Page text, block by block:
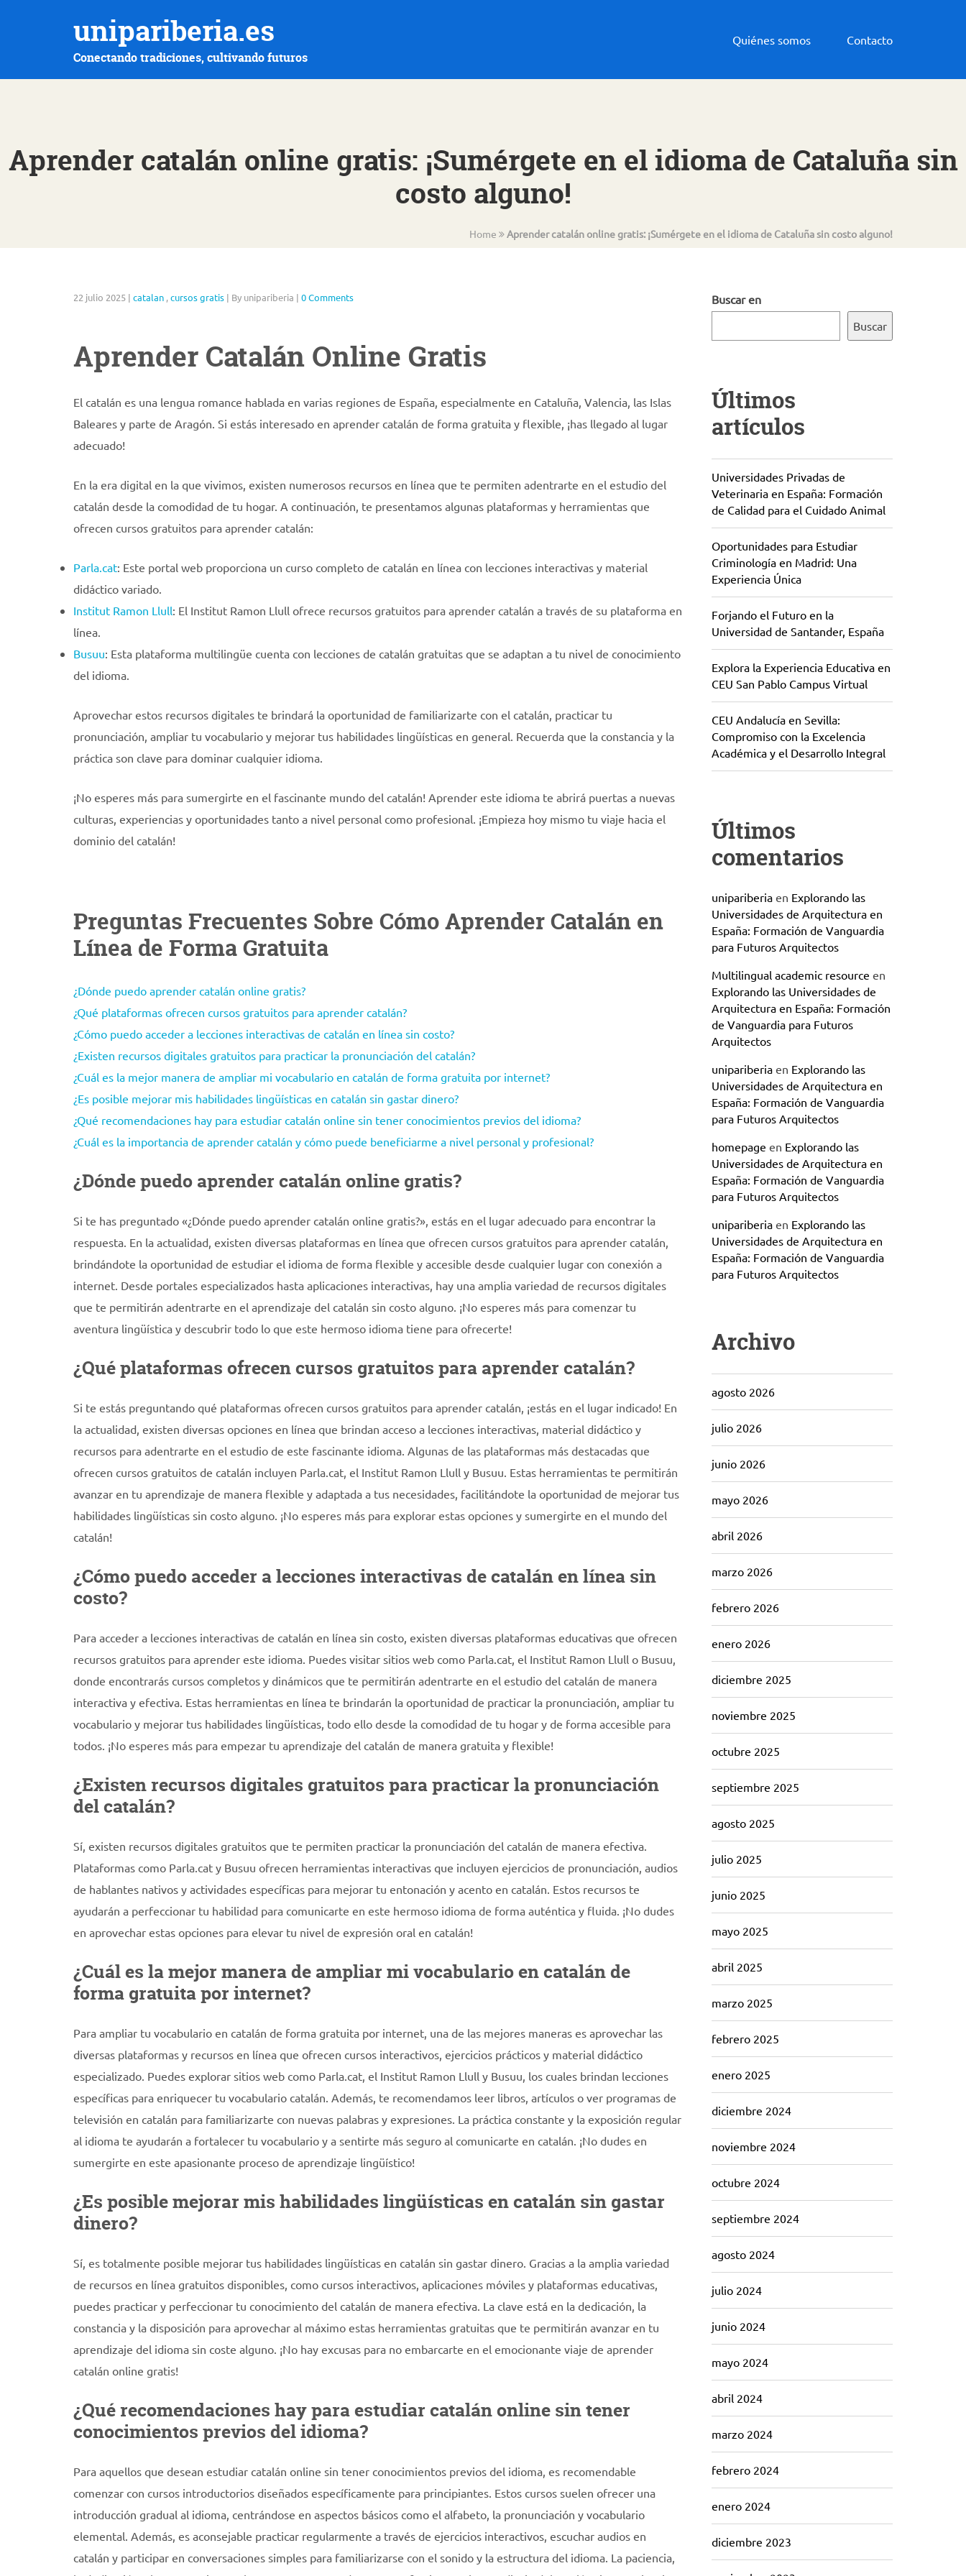
unipariberia.es
Conectando tradiciones, cultivando futuros
Quiénes somos Contacto
Aprender catalán online gratis: ¡Sumérgete en el idioma de Cataluña sin
costo alguno!
Home Aprender catalán online gratis: ¡Sumérgete en el idioma de Cataluña sin costo alguno!
22 julio 2025 | catalan ,cursos gratis | By unipariberia | 0 Comments
Aprender Catalán Online Gratis
El catalán es una lengua romance hablada en varias regiones de España, especialmente en Cataluña, Valencia, las Islas
Baleares y parte de Aragón. Si estás interesado en aprender catalán de forma gratuita y flexible, ¡has llegado al lugar
adecuado!
En la era digital en la que vivimos, existen numerosos recursos en línea que te permiten adentrarte en el estudio del
catalán desde la comodidad de tu hogar. A continuación, te presentamos algunas plataformas y herramientas que
ofrecen cursos gratuitos para aprender catalán:
Parla.cat: Este portal web proporciona un curso completo de catalán en línea con lecciones interactivas y material
didáctico variado.
Institut Ramon Llull: El Institut Ramon Llull ofrece recursos gratuitos para aprender catalán a través de su plataforma en
línea.
Busuu: Esta plataforma multilingüe cuenta con lecciones de catalán gratuitas que se adaptan a tu nivel de conocimiento
del idioma.
Aprovechar estos recursos digitales te brindará la oportunidad de familiarizarte con el catalán, practicar tu
pronunciación, ampliar tu vocabulario y mejorar tus habilidades lingüísticas en general. Recuerda que la constancia y la
práctica son clave para dominar cualquier idioma.
¡No esperes más para sumergirte en el fascinante mundo del catalán! Aprender este idioma te abrirá puertas a nuevas
culturas, experiencias y oportunidades tanto a nivel personal como profesional. ¡Empieza hoy mismo tu viaje hacia el
dominio del catalán!
Preguntas Frecuentes Sobre Cómo Aprender Catalán en
Línea de Forma Gratuita
¿Dónde puedo aprender catalán online gratis?
¿Qué plataformas ofrecen cursos gratuitos para aprender catalán?
¿Cómo puedo acceder a lecciones interactivas de catalán en línea sin costo?
¿Existen recursos digitales gratuitos para practicar la pronunciación del catalán?
¿Cuál es la mejor manera de ampliar mi vocabulario en catalán de forma gratuita por internet?
¿Es posible mejorar mis habilidades lingüísticas en catalán sin gastar dinero?
¿Qué recomendaciones hay para estudiar catalán online sin tener conocimientos previos del idioma?
¿Cuál es la importancia de aprender catalán y cómo puede beneficiarme a nivel personal y profesional?
¿Dónde puedo aprender catalán online gratis?
Si te has preguntado «¿Dónde puedo aprender catalán online gratis?», estás en el lugar adecuado para encontrar la
respuesta. En la actualidad, existen diversas plataformas en línea que ofrecen cursos gratuitos para aprender catalán,
brindándote la oportunidad de estudiar el idioma de forma flexible y accesible desde cualquier lugar con conexión a
internet. Desde portales especializados hasta aplicaciones interactivas, hay una amplia variedad de recursos digitales
que te permitirán adentrarte en el aprendizaje del catalán sin costo alguno. ¡No esperes más para comenzar tu
aventura lingüística y descubrir todo lo que este hermoso idioma tiene para ofrecerte!
¿Qué plataformas ofrecen cursos gratuitos para aprender catalán?
Si te estás preguntando qué plataformas ofrecen cursos gratuitos para aprender catalán, ¡estás en el lugar indicado! En
la actualidad, existen diversas opciones en línea que brindan acceso a lecciones interactivas, material didáctico y
recursos para adentrarte en el estudio de este fascinante idioma. Algunas de las plataformas más destacadas que
ofrecen cursos gratuitos de catalán incluyen Parla.cat, el Institut Ramon Llull y Busuu. Estas herramientas te permitirán
avanzar en tu aprendizaje de manera flexible y adaptada a tus necesidades, facilitándote la oportunidad de mejorar tus
habilidades lingüísticas sin costo alguno. ¡No esperes más para explorar estas opciones y sumergirte en el mundo del
catalán!
¿Cómo puedo acceder a lecciones interactivas de catalán en línea sin
costo?
Para acceder a lecciones interactivas de catalán en línea sin costo, existen diversas plataformas educativas que ofrecen
recursos gratuitos para aprender este idioma. Puedes visitar sitios web como Parla.cat, el Institut Ramon Llull o Busuu,
donde encontrarás cursos completos y dinámicos que te permitirán adentrarte en el estudio del catalán de manera
interactiva y efectiva. Estas herramientas en línea te brindarán la oportunidad de practicar la pronunciación, ampliar tu
vocabulario y mejorar tus habilidades lingüísticas, todo ello desde la comodidad de tu hogar y de forma accesible para
todos. ¡No esperes más para empezar tu aprendizaje del catalán de manera gratuita y flexible!
¿Existen recursos digitales gratuitos para practicar la pronunciación
del catalán?
Sí, existen recursos digitales gratuitos que te permiten practicar la pronunciación del catalán de manera efectiva.
Plataformas como Parla.cat y Busuu ofrecen herramientas interactivas que incluyen ejercicios de pronunciación, audios
de hablantes nativos y actividades específicas para mejorar tu entonación y acento en catalán. Estos recursos te
ayudarán a perfeccionar tu habilidad para comunicarte en este hermoso idioma de forma auténtica y fluida. ¡No dudes
en aprovechar estas opciones para elevar tu nivel de expresión oral en catalán!
¿Cuál es la mejor manera de ampliar mi vocabulario en catalán de
forma gratuita por internet?
Para ampliar tu vocabulario en catalán de forma gratuita por internet, una de las mejores maneras es aprovechar las
diversas plataformas y recursos en línea que ofrecen cursos interactivos, ejercicios prácticos y material didáctico
especializado. Puedes explorar sitios web como Parla.cat, el Institut Ramon Llull y Busuu, los cuales brindan lecciones
específicas para enriquecer tu vocabulario catalán. Además, te recomendamos leer libros, artículos o ver programas de
televisión en catalán para familiarizarte con nuevas palabras y expresiones. La práctica constante y la exposición regular
al idioma te ayudarán a fortalecer tu vocabulario y a sentirte más seguro al comunicarte en catalán. ¡No dudes en
sumergirte en este apasionante proceso de aprendizaje lingüístico!
¿Es posible mejorar mis habilidades lingüísticas en catalán sin gastar
dinero?
Sí, es totalmente posible mejorar tus habilidades lingüísticas en catalán sin gastar dinero. Gracias a la amplia variedad
de recursos en línea gratuitos disponibles, como cursos interactivos, aplicaciones móviles y plataformas educativas,
puedes practicar y perfeccionar tu conocimiento del catalán de manera efectiva. La clave está en la dedicación, la
constancia y la disposición para aprovechar al máximo estas herramientas gratuitas que te permitirán avanzar en tu
aprendizaje del idioma sin coste alguno. ¡No hay excusas para no embarcarte en el emocionante viaje de aprender
catalán online gratis!
¿Qué recomendaciones hay para estudiar catalán online sin tener
conocimientos previos del idioma?
Para aquellos que desean estudiar catalán online sin tener conocimientos previos del idioma, es recomendable
comenzar con cursos introductorios diseñados específicamente para principiantes. Estos cursos suelen ofrecer una
introducción gradual al idioma, centrándose en aspectos básicos como el alfabeto, la pronunciación y vocabulario
elemental. Además, es aconsejable practicar regularmente a través de ejercicios interactivos, escuchar audios en
catalán y participar en conversaciones simples para familiarizarse con el sonido y la estructura del idioma. La paciencia,
Buscar en
Buscar
Últimos
artículos
Universidades Privadas de
Veterinaria en España: Formación
de Calidad para el Cuidado Animal
Oportunidades para Estudiar
Criminología en Madrid: Una
Experiencia Única
Forjando el Futuro en la
Universidad de Santander, España
Explora la Experiencia Educativa en
CEU San Pablo Campus Virtual
CEU Andalucía en Sevilla:
Compromiso con la Excelencia
Académica y el Desarrollo Integral
Últimos
comentarios
unipariberiaen Explorando las
Universidades de Arquitectura en
España: Formación de Vanguardia
para Futuros Arquitectos
Multilingual academic resource en
Explorando las Universidades de
Arquitectura en España: Formación
de Vanguardia para Futuros
Arquitectos
unipariberiaen Explorando las
Universidades de Arquitectura en
España: Formación de Vanguardia
para Futuros Arquitectos
homepage en Explorando las
Universidades de Arquitectura en
España: Formación de Vanguardia
para Futuros Arquitectos
unipariberiaen Explorando las
Universidades de Arquitectura en
España: Formación de Vanguardia
para Futuros Arquitectos
Archivo
agosto 2026
julio 2026
junio 2026
mayo 2026
abril 2026
marzo 2026
febrero 2026
enero 2026
diciembre 2025
noviembre 2025
octubre 2025
septiembre 2025
agosto 2025
julio 2025
junio 2025
mayo 2025
abril 2025
marzo 2025
febrero 2025
enero 2025
diciembre 2024
noviembre 2024
octubre 2024
septiembre 2024
agosto 2024
julio 2024
junio 2024
mayo 2024
abril 2024
marzo 2024
febrero 2024
enero 2024
diciembre 2023